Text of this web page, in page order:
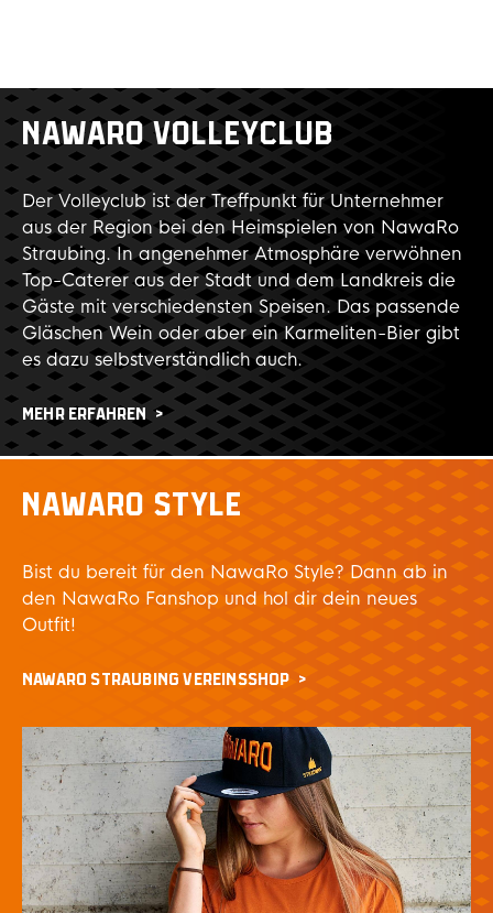
NAWARO VOLLEYCLUB
Der Volleyclub ist der Treffpunkt für Unternehmer
aus der Region bei den Heimspielen von NawaRo
Straubing. In angenehmer Atmosphäre verwöhnen
Top-Caterer aus der Stadt und dem Landkreis die
Gäste mit verschiedensten Speisen. Das passende
Gläschen Wein oder aber ein Karmeliten-Bier gibt
es dazu selbstverständlich auch.
MEHR ERFAHREN
NAWARO STYLE
Bist du bereit für den NawaRo Style? Dann ab in
den NawaRo Fanshop und hol dir dein neues
Outfit!
NAWARO STRAUBING VEREINSSHOP